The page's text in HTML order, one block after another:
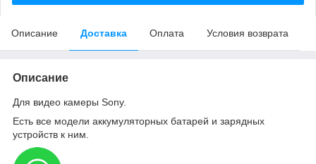
Описание Доставка Оплата Условия возврата
Описание
Для видео камеры Sony.
Есть все модели аккумуляторных батарей и зарядных
устройств к ним.